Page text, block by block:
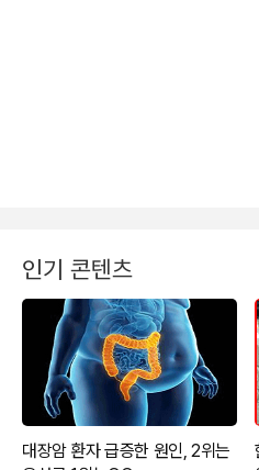
인기 콘텐츠